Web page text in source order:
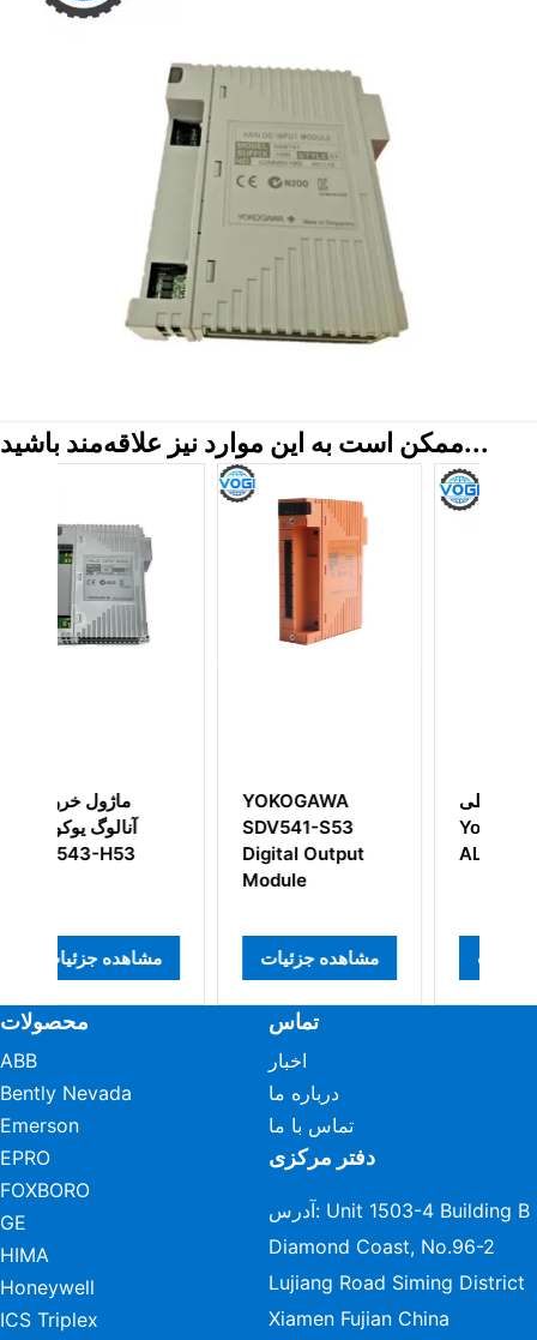
ممکن است به این موارد نیز علاقه‌مند باشید...
YOKOGAWA
SDV541-S53
Digital Output
مشاهده جزئیات
ماژول ارتباطی
Yokogawa
ALR121-S01
مشاهده جزئیات
محصولات
ABB
Bently Nevada
Emerson
EPRO
FOXBORO
GE
HIMA
Honeywell
ICS Triplex
تماس
اخبار
درباره ما
تماس با ما
دفتر مرکزی
آدرس: Unit 1503-4 Building B
Diamond Coast, No.96-2
Lujiang Road Siming District
Xiamen Fujian China